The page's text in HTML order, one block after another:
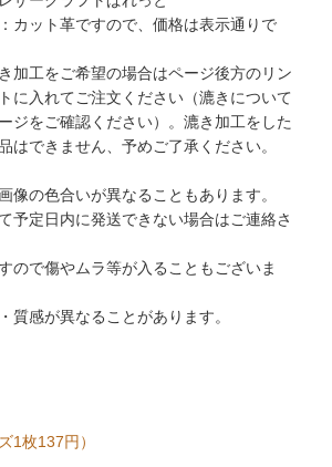
カット革ですので、価格は表示通りで
加工をご希望の場合はページ後方のリン
に入れてご注文ください（漉きについて
ジをご確認ください）。漉き加工をした
はできません、予めご了承ください。
像の色合いが異なることもあります。
予定日内に発送できない場合はご連絡さ
ので傷やムラ等が入ることもございま
感が異なることがあります。
1枚137円）